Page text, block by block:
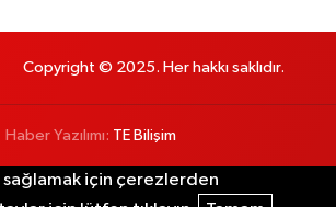
Copyright © 2025. Her hakkı saklıdır.
Haber Yazılımı: TE Bilişim
sağlamak için çerezlerden